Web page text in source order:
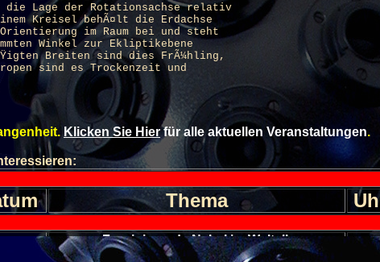
die Lage der Rotationsachse relativ
Kreisel behÃ¤lt die Erdachse
im Raum bei und steht
Winkel zur Ekliptikebene
Breiten sind dies FrÃ¼hling,
sind es Trockenzeit und
Klicken Sie Hierfür alle aktuellen Veranstaltungen.
Thema
Faszinierende Nebel im Weltall
(ab 8 J.)